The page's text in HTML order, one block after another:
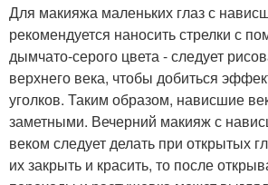
Для макияжа маленьких глаз с
рекомендуется наносить стрелки с
дымчато-серого цвета - следует
верхнего века, чтобы добиться
уголков. Таким образом, нависшие
заметными. Вечерний макияж с
веком следует делать при открытых
их закрыть и красить, то после